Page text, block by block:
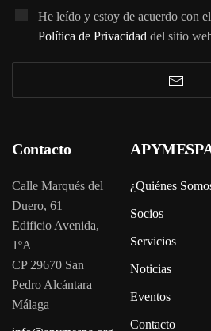
He leído y estoy de acuerdo con el
Política de Privacidad del sitio
Contacto
Calle Marqués del
Duero, 61
Edificio Avenida,
1ºA
CP 29670 San
Pedro Alcántara
Málaga
¿Quiénes
Socios
Servicios
Noticias
Eventos
Contacto